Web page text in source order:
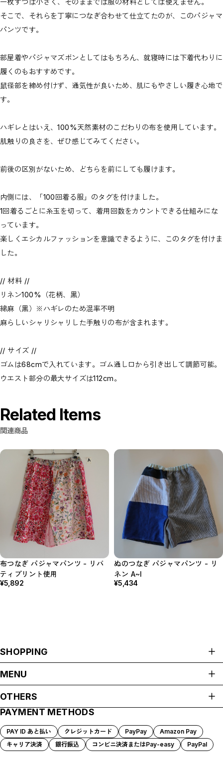
一枚ずつは小さく、そのままでは服の材料としては使えません。
そこで、それらを丁寧につなぎ合わせて仕立てたのが、このパジャマ
パンツです。
部屋着やパジャマズボンとしてはもちろん、就寝時には下着代わりに
履くのもおすすめです。
鼠径部を締め付けず、通気性が良いため、肌にもやさしい履き心地で
す。
ハギレとはいえ、100%天然素材のこだわりの布を使用しています。
肌触りの良さを、ぜひ感じてみてください。
前後の区別がないため、どちらを前にしても履けます。
内側には、「100回着る服」のタグを付けました。
1回着るごとに糸玉を切って、着用回数をカウントできる仕組みにな
っています。
楽しくエシカルファッションを意識できるように、このタグを付けま
した。
// 材料 //
リネン100%（花柄、黒）
綿麻（黒）※ハギレのため混率不明
麻らしいシャリシャリした手触りの布が含まれます。
// サイズ //
ゴムは68cmで入れています。ゴム通し口から引き出して調節可能。
ウエスト部分の最大サイズは112cm。
Related Items
関連商品
布つなぎ パジャマパンツ - リバ
ティプリント使用
¥5,892
ぬのつなぎ パジャマパンツ - リ
ネン A~I
¥5,434
SHOPPING
生活雑貨
ご支援のお願い NewsLetter
MENU
SHOP GUIDE
PAYMENT METHODS
BLOG
CONTACT
OTHERS
プライバシーポリシー
特定商取引法に基づく表記
PAYMENT METHODS
PAY ID あと払い クレジットカード PayPay
Amazon Pay
キャリア決済
銀行振込 コンビニ決済またはPay-easy PayPal